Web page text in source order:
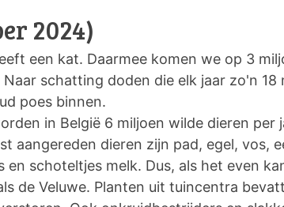
2024)
een kat. Daarmee komen we op 3
schatting doden die elk jaar zo'n 18
poes binnen.
in België 6 miljoen wilde dieren per
aangereden dieren zijn pad, egel, vos,
schoteltjes melk. Dus, als het even
de Veluwe. Planten uit tuincentra